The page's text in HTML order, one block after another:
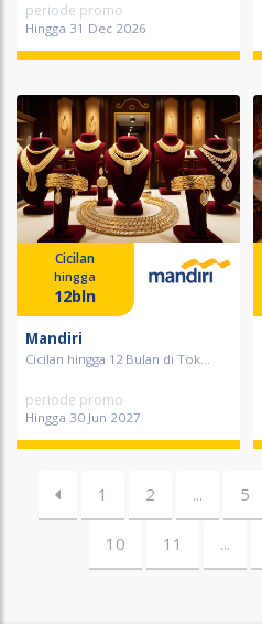
periode promo
Hingga 31 Dec 2026
Cicilan
hingga
12bln
Mandiri
Cicilan hingga 12 Bulan di Tok...
periode promo
Hingga 30 Jun 2027
1 2 ... 5
10 11 ...